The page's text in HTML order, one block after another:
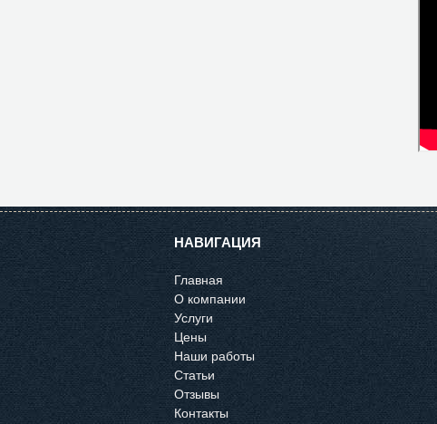
НАВИГАЦИЯ
Главная
О компании
Услуги
Цены
Наши работы
Статьи
Отзывы
Контакты